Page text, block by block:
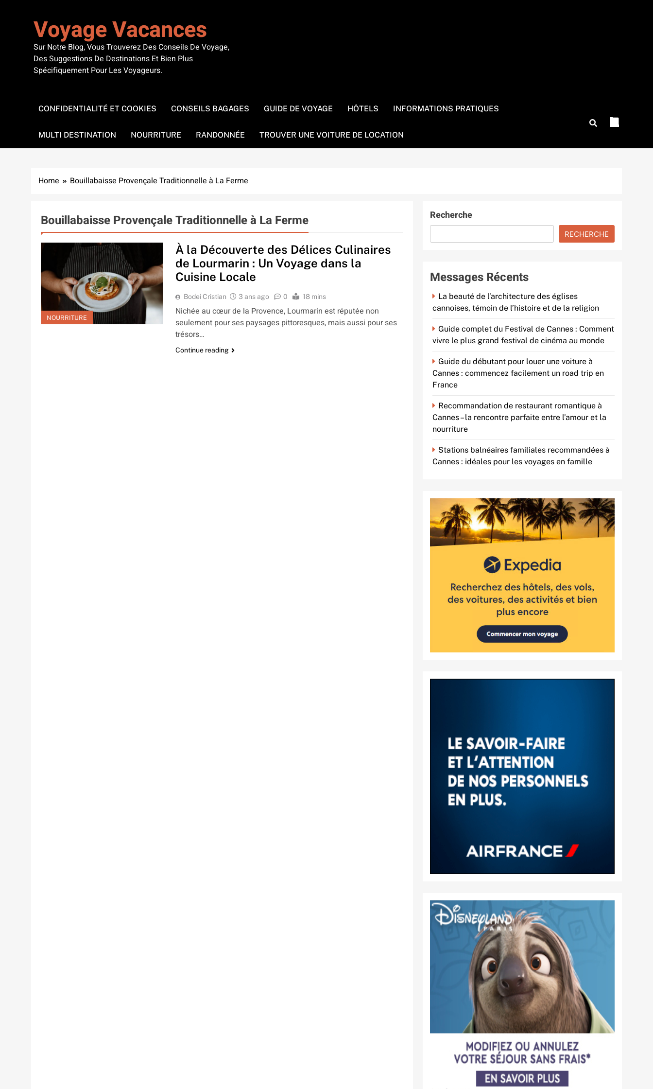
Voyage Vacances
Sur Notre Blog, Vous Trouverez Des Conseils De Voyage,
Des Suggestions De Destinations Et Bien Plus
Spécifiquement Pour Les Voyageurs.
CONFIDENTIALITÉ ET COOKIES CONSEILS BAGAGES GUIDE DE VOYAGE HÔTELS INFORMATIONS PRATIQUES
MULTI DESTINATION NOURRITURE RANDONNÉE TROUVER UNE VOITURE DE LOCATION
Home Bouillabaisse Provençale Traditionnelle à La Ferme
Bouillabaisse Provençale Traditionnelle à La Ferme
NOURRITURE
À la Découverte des Délices Culinaires
de Lourmarin : Un Voyage dans la
Cuisine Locale
Bodei Cristian 3 ans ago 0 18 mins
Nichée au cœur de la Provence, Lourmarin est réputée non
seulement pour ses paysages pittoresques, mais aussi pour ses
trésors…
Continue reading
Recherche
RECHERCHE
Messages Récents
La beauté de l’architecture des églises
cannoises, témoin de l’histoire et de la religion
Guide complet du Festival de Cannes : Comment
vivre le plus grand festival de cinéma au monde
Guide du débutant pour louer une voiture à
Cannes : commencez facilement un road trip en
France
Recommandation de restaurant romantique à
Cannes – la rencontre parfaite entre l’amour et la
nourriture
Stations balnéaires familiales recommandées à
Cannes : idéales pour les voyages en famille